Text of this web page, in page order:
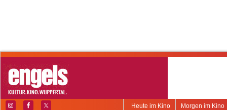
Morgen im Kino
Heute im Kino